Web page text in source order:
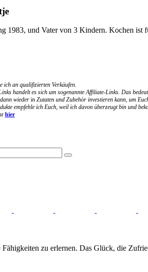
1983, und Vater von 3 Kindern. Kochen ist
ich an qualifizierten Verkäufen.
handelt es sich um sogenannte Affiliate-Links. Das
wieder in Zutaten und Zubehör investieren kann, um
empfehle ich Euch, weil ich davon überzeugt bin und
hier
zu erlernen. Das Glück, die